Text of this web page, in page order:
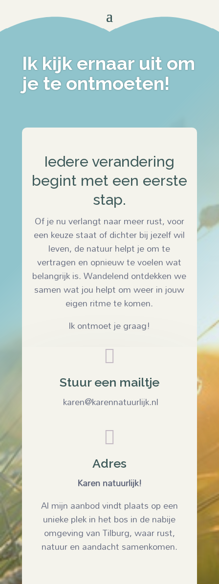
Ik kijk ernaar uit om
je te ontmoeten!
Iedere verandering
begint met een eerste
stap.
Of je nu verlangt naar meer rust, voor
een keuze staat of dichter bij jezelf wil
leven, de natuur helpt je om te
vertragen en opnieuw te voelen wat
belangrijk is. Wandelend ontdekken we
samen wat jou helpt om weer in jouw
eigen ritme te komen.
Ik ontmoet je graag!

Stuur een mailtje
karen@karennatuurlijk.nl

Adres
Karen natuurlijk!
Al mijn aanbod vindt plaats op een
unieke plek in het bos in de nabije
omgeving van Tilburg, waar rust,
natuur en aandacht samenkomen.